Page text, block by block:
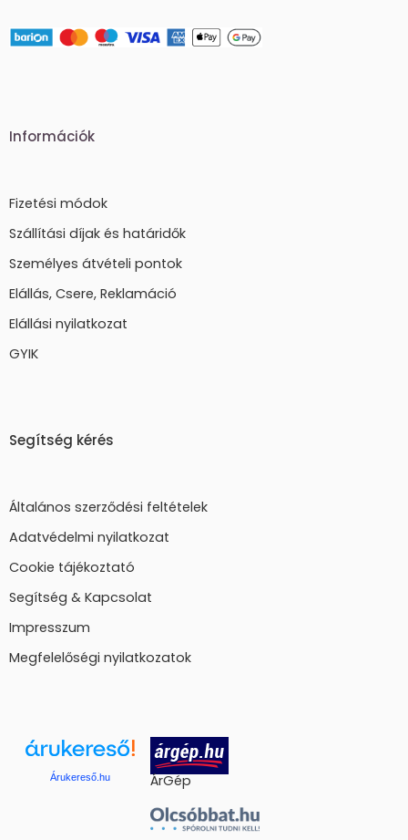
Információk
Fizetési módok
Szállítási díjak és határidők
Személyes átvételi pontok
Elállás, Csere, Reklamáció
Elállási nyilatkozat
GYIK
Segítség kérés
Általános szerződési feltételek
Adatvédelmi nyilatkozat
Cookie tájékoztató
Segítség & Kapcsolat
Impresszum
Megfelelőségi nyilatkozatok
Árukereső.hu ÁrGép